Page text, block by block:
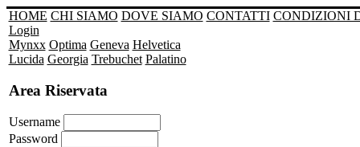
HOME CHI SIAMO DOVE SIAMO CONTATTI CONDIZIONI
Login
Mynxx Optima Geneva Helvetica
Lucida Georgia Trebuchet Palatino
Area Riservata
Username
Password